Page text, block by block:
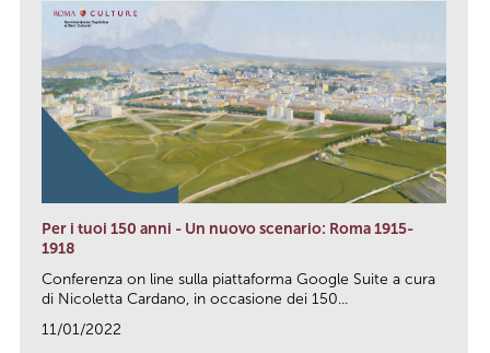
Per i tuoi 150 anni - Un nuovo scenario: Roma 1915-
1918
Conferenza on line sulla piattaforma Google Suite a cura
di Nicoletta Cardano, in occasione dei 150...
11/01/2022